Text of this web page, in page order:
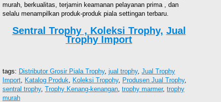
murah, berkualitas, terjamin keamanan pelayanan prima , dan
selalu menampilkan produk-produk piala settingan terbaru.
Sentral Trophy , Koleksi Trophy, Jual
Trophy Import
tags: Distributor Grosir Piala Trophy, jual trophy, Jual Trophy
Import
Katalog Produk Koleksi Tropohy, Produsen Jual Trophy,
sentral trophy, Trophy Kenang-kenangan trophy marmer, trophy
murah